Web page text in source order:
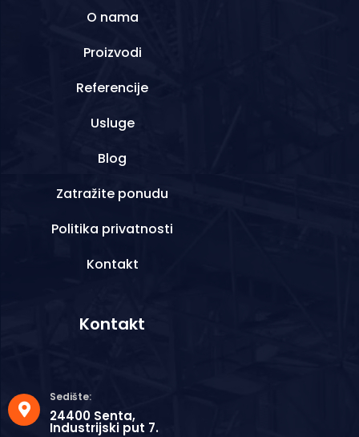
O nama
Proizvodi
Referencije
Usluge
Blog
Zatražite ponudu
Politika privatnosti
Kontakt
Kontakt
Sedište:
24400 Senta,
Industrijski put 7.